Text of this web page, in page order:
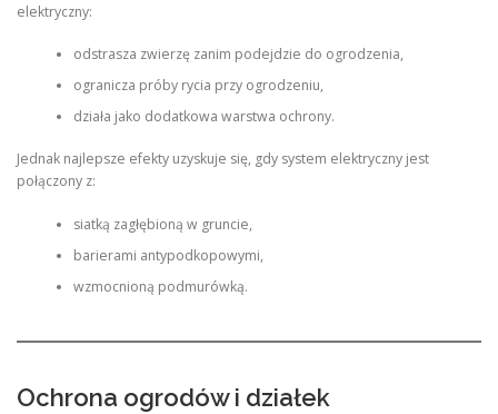
elektryczny:
odstrasza zwierzę zanim podejdzie do ogrodzenia,
ogranicza próby rycia przy ogrodzeniu,
działa jako dodatkowa warstwa ochrony.
Jednak najlepsze efekty uzyskuje się, gdy system elektryczny jest
połączony z:
siatką zagłębioną w gruncie,
barierami antypodkopowymi,
wzmocnioną podmurówką.
Ochrona ogrodów i działek